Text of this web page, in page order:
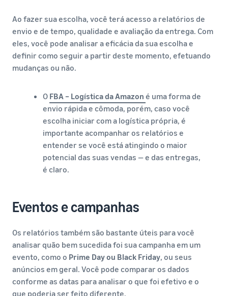
Ao fazer sua escolha, você terá acesso a relatórios de
envio e de tempo, qualidade e avaliação da entrega. Com
eles, você pode analisar a eficácia da sua escolha e
definir como seguir a partir deste momento, efetuando
mudanças ou não.
O FBA – Logística da Amazon é uma forma de
envio rápida e cômoda, porém, caso você
escolha iniciar com a logística própria, é
importante acompanhar os relatórios e
entender se você está atingindo o maior
potencial das suas vendas — e das entregas,
é claro.
Eventos e campanhas
Os relatórios também são bastante úteis para você
analisar quão bem sucedida foi sua campanha em um
evento, como o Prime Day ou Black Friday, ou seus
anúncios em geral. Você pode comparar os dados
conforme as datas para analisar o que foi efetivo e o
que poderia ser feito diferente.